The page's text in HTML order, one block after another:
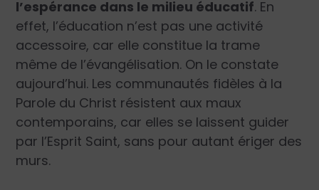
l’espérance dans le milieu éducatif. En
effet, l’éducation n’est pas une activité
accessoire, car elle constitue la trame
même de l’évangélisation. On le constate
aujourd’hui. Les communautés fidèles à la
Parole du Christ résistent aux maux
contemporains, car elles se laissent guider
par l’Esprit Saint, sans pour autant ériger des
murs.